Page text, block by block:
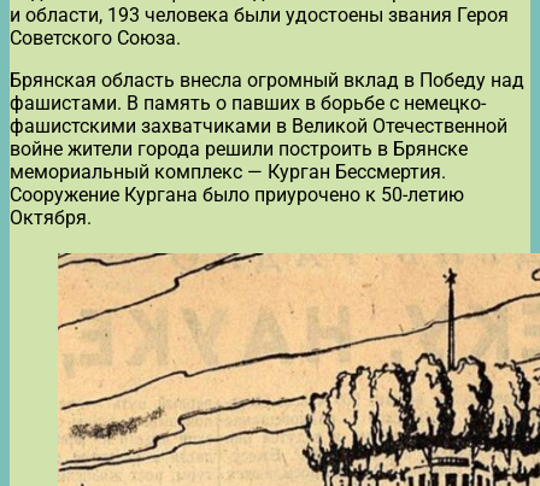
и области, 193 человека были удостоены звания Героя
Советского Союза.
Брянская область внесла огромный вклад в Победу над
фашистами. В память о павших в борьбе с немецко-
фашистскими захватчиками в Великой Отечественной
войне жители города решили построить в Брянске
мемориальный комплекс — Курган Бессмертия.
Сооружение Кургана было приурочено к 50-летию
Октября.